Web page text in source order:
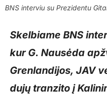
BNS interviu su Prezidentu
Skelbiame BNS
kur G. Nausėda
Grenlandijos, JAV
dujų tranzito į